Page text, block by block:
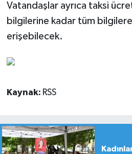
Vatandaşlar ayrıca taksi
bilgilerine kadar tüm
erişebilecek.
Kaynak: RSS